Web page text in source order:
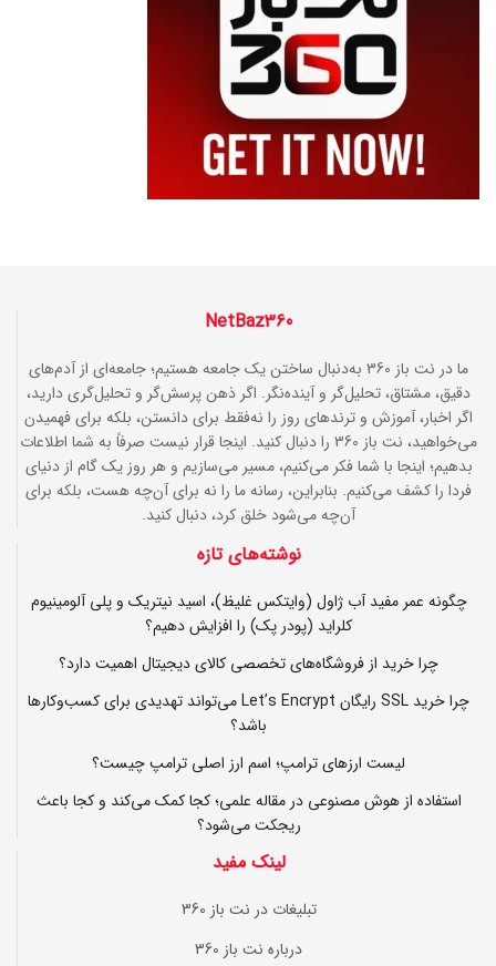
NetBaz360
ما در نت باز 360 به‌دنبال ساختن یک جامعه هستیم؛ جامعه‌ای از آدم‌های
دقیق، مشتاق، تحلیل‌گر و آینده‌نگر. اگر ذهن پرسش‌گر و تحلیل‌گری دارید،
اگر اخبار، آموزش و ترندهای روز را نه‌فقط برای دانستن، بلکه برای فهمیدن
می‌خواهید، نت باز 360 را دنبال کنید. اینجا قرار نیست صرفاً به شما اطلاعات
بدهیم؛ اینجا با شما فکر می‌کنیم، مسیر می‌سازیم و هر روز یک گام از دنیای
فردا را کشف می‌کنیم. بنابراین، رسانه ما را نه برای آن‌چه هست، بلکه برای
آن‌چه می‌شود خلق کرد، دنبال کنید.
نوشته‌های تازه
چگونه عمر مفید آب ژاول (وایتکس غلیظ)، اسید نیتریک و پلی آلومینیوم
کلراید (پودر پک) را افزایش دهیم؟
چرا خرید از فروشگاه‌های تخصصی کالای دیجیتال اهمیت دارد؟
چرا خرید SSL رایگان Let’s Encrypt می‌تواند تهدیدی برای کسب‌وکارها
باشد؟
لیست ارزهای ترامپ؛ اسم ارز اصلی ترامپ چیست؟
استفاده از هوش مصنوعی در مقاله علمی؛ کجا کمک می‌کند و کجا باعث
ریجکت می‌شود؟
لینک مفید
تبلیغات در نت باز 360
درباره نت باز 360